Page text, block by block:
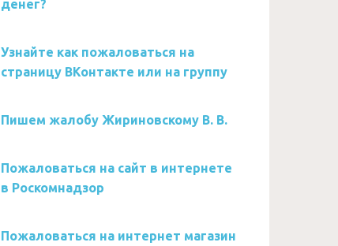
денег?
Узнайте как пожаловаться на
страницу ВКонтакте или на группу
Пишем жалобу Жириновскому В. В.
Пожаловаться на сайт в интернете
в Роскомнадзор
Пожаловаться на интернет магазин